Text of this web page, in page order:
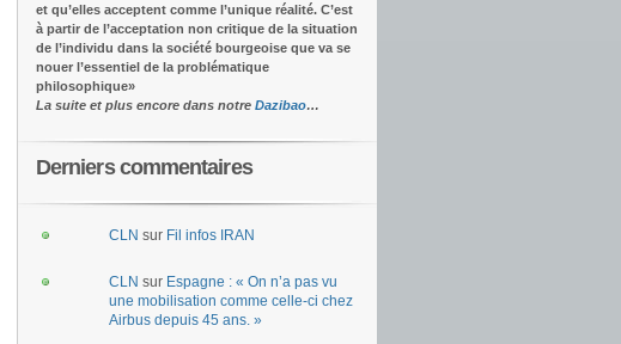
et qu’elles acceptent comme l’unique réalité. C’est
à partir de l’acceptation non critique de la situation
de l’individu dans la société bourgeoise que va se
nouer l’essentiel de la problématique
philosophique»
La suite et plus encore dans notre Dazibao…
Derniers commentaires
CLN sur Fil infos IRAN
CLN sur Espagne : « On n’a pas vu
une mobilisation comme celle-ci chez
Airbus depuis 45 ans. »